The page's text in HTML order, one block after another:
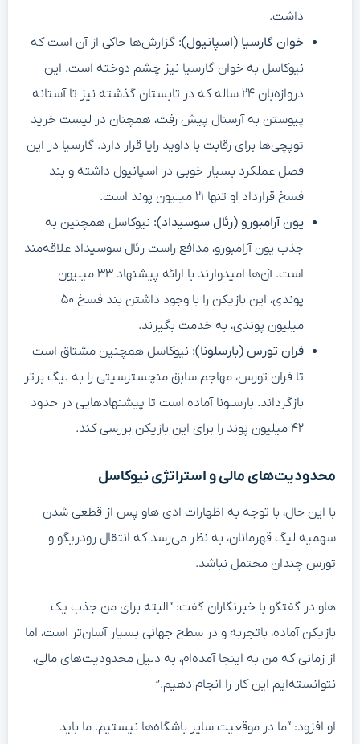
داشت.
خوان گارسیا (اسپانیول): گزارش‌ها حاکی از آن است که
نیوکاسل به خوان گارسیا نیز چشم دوخته است. این
دروازه‌بان ۲۴ ساله که در تابستان گذشته نیز تا آستانه
پیوستن به آرسنال پیش رفت، همچنان در لیست خرید
توپچی‌ها برای رقابت با داوید رایا قرار دارد. گارسیا در این
فصل عملکرد بسیار خوبی در اسپانیول داشته و بند
فسخ قرارداد او تنها ۲۱ میلیون پوند است.
یون آرامبورو (رئال سوسیداد): نیوکاسل همچنین به
جذب یون آرامبورو، مدافع راست رئال سوسیداد علاقه‌مند
است. آن‌ها امیدوارند با ارائه پیشنهاد ۳۳ میلیون
پوندی، این بازیکن را با وجود داشتن بند فسخ ۵۰
میلیون پوندی، به خدمت بگیرند.
فران تورس (بارسلونا): نیوکاسل همچنین مشتاق است
تا فران تورس، مهاجم سابق منچسترسیتی را به لیگ برتر
بازگرداند. بارسلونا آماده است تا پیشنهادهایی در حدود
۴۲ میلیون پوند را برای این بازیکن بررسی کند.
محدودیت‌های مالی و استراتژی نیوکاسل
با این حال، با توجه به اظهارات ادی هاو پس از قطعی شدن
سهمیه لیگ قهرمانان، به نظر می‌رسد که انتقال رودریگو و
تورس چندان محتمل نباشد.
هاو در گفتگو با خبرنگاران گفت: “البته برای من جذب یک
بازیکن آماده، باتجربه و در سطح جهانی بسیار آسان‌تر است، اما
از زمانی که من به اینجا آمده‌ام، به دلیل محدودیت‌های مالی،
نتوانسته‌ایم این کار را انجام دهیم.”
او افزود: “ما در موقعیت سایر باشگاه‌ها نیستیم. ما باید